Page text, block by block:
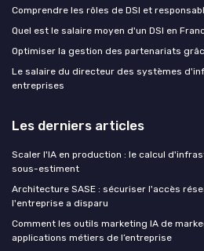
Comprendre les rôles de DSI et
Quel est le salaire moyen d'un DSI en
Optimiser la gestion des partenariats
Le salaire du directeur des systèmes
entreprises
Les derniers articles
Scaler l'IA en production : le calcul
sous-estiment
Architecture SASE : sécuriser l'accès
l'entreprise a disparu
Comment les outils marketing IA de
applications métiers de l’entreprise